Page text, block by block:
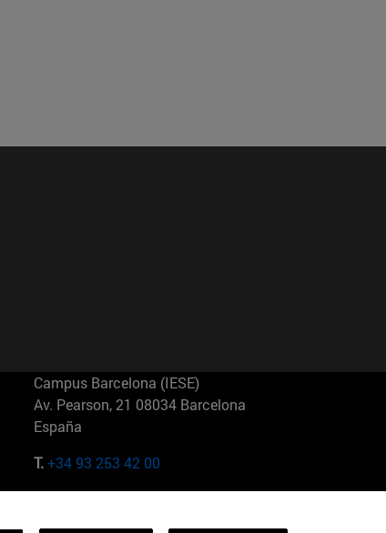
Campus Barcelona (IESE)
Av. Pearson, 21 08034 Barcelona
España
T.+34 93 253 42 00